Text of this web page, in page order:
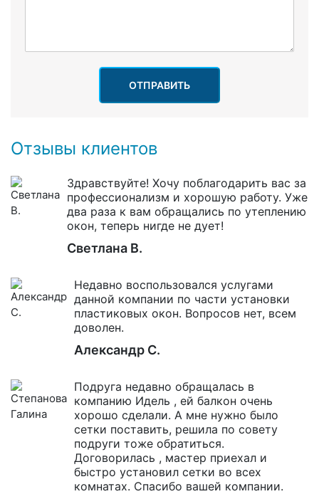
ОТПРАВИТЬ
Отзывы клиентов
Здравствуйте! Хочу поблагодарить вас за
профессионализм и хорошую работу. Уже
два раза к вам обращались по утеплению
окон, теперь нигде не дует!
Светлана В.
Недавно воспользовался услугами
данной компании по части установки
пластиковых окон. Вопросов нет, всем
доволен.
Александр С.
Подруга недавно обращалась в
компанию Идель , ей балкон очень
хорошо сделали. А мне нужно было
сетки поставить, решила по совету
подруги тоже обратиться.
Договорилась , мастер приехал и
быстро установил сетки во всех
комнатах. Спасибо вашей компании.